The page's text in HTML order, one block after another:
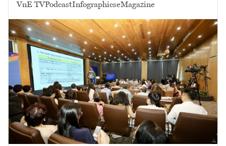
VnE TVPodcastInfographicseMagazine